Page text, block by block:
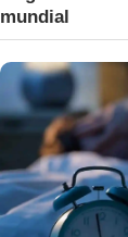
mundial